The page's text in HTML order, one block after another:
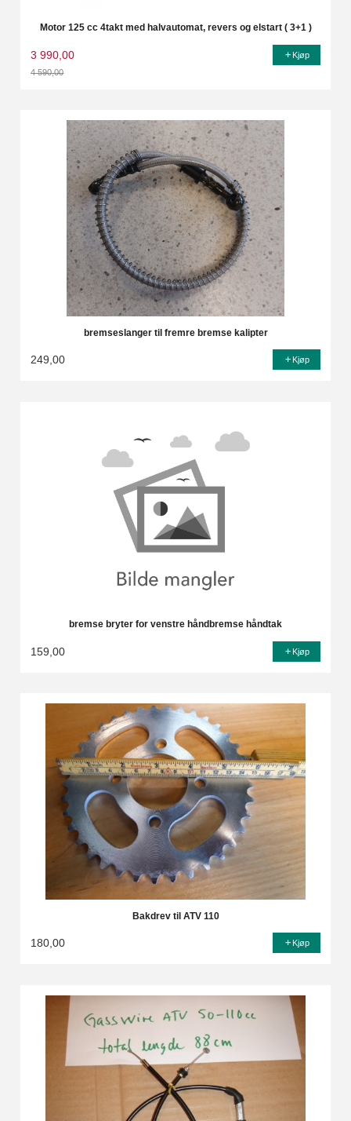
Motor 125 cc 4takt med halvautomat, revers og elstart ( 3+1 )
3 990,00
4 590,00
Kjøp
bremseslanger til fremre bremse kalipter
249,00 Kjøp
bremse bryter for venstre håndbremse håndtak
159,00 Kjøp
Bakdrev til ATV 110
180,00 Kjøp